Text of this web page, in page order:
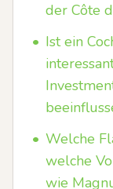
der Côte
• Ist ein
• Welche
welche
wie